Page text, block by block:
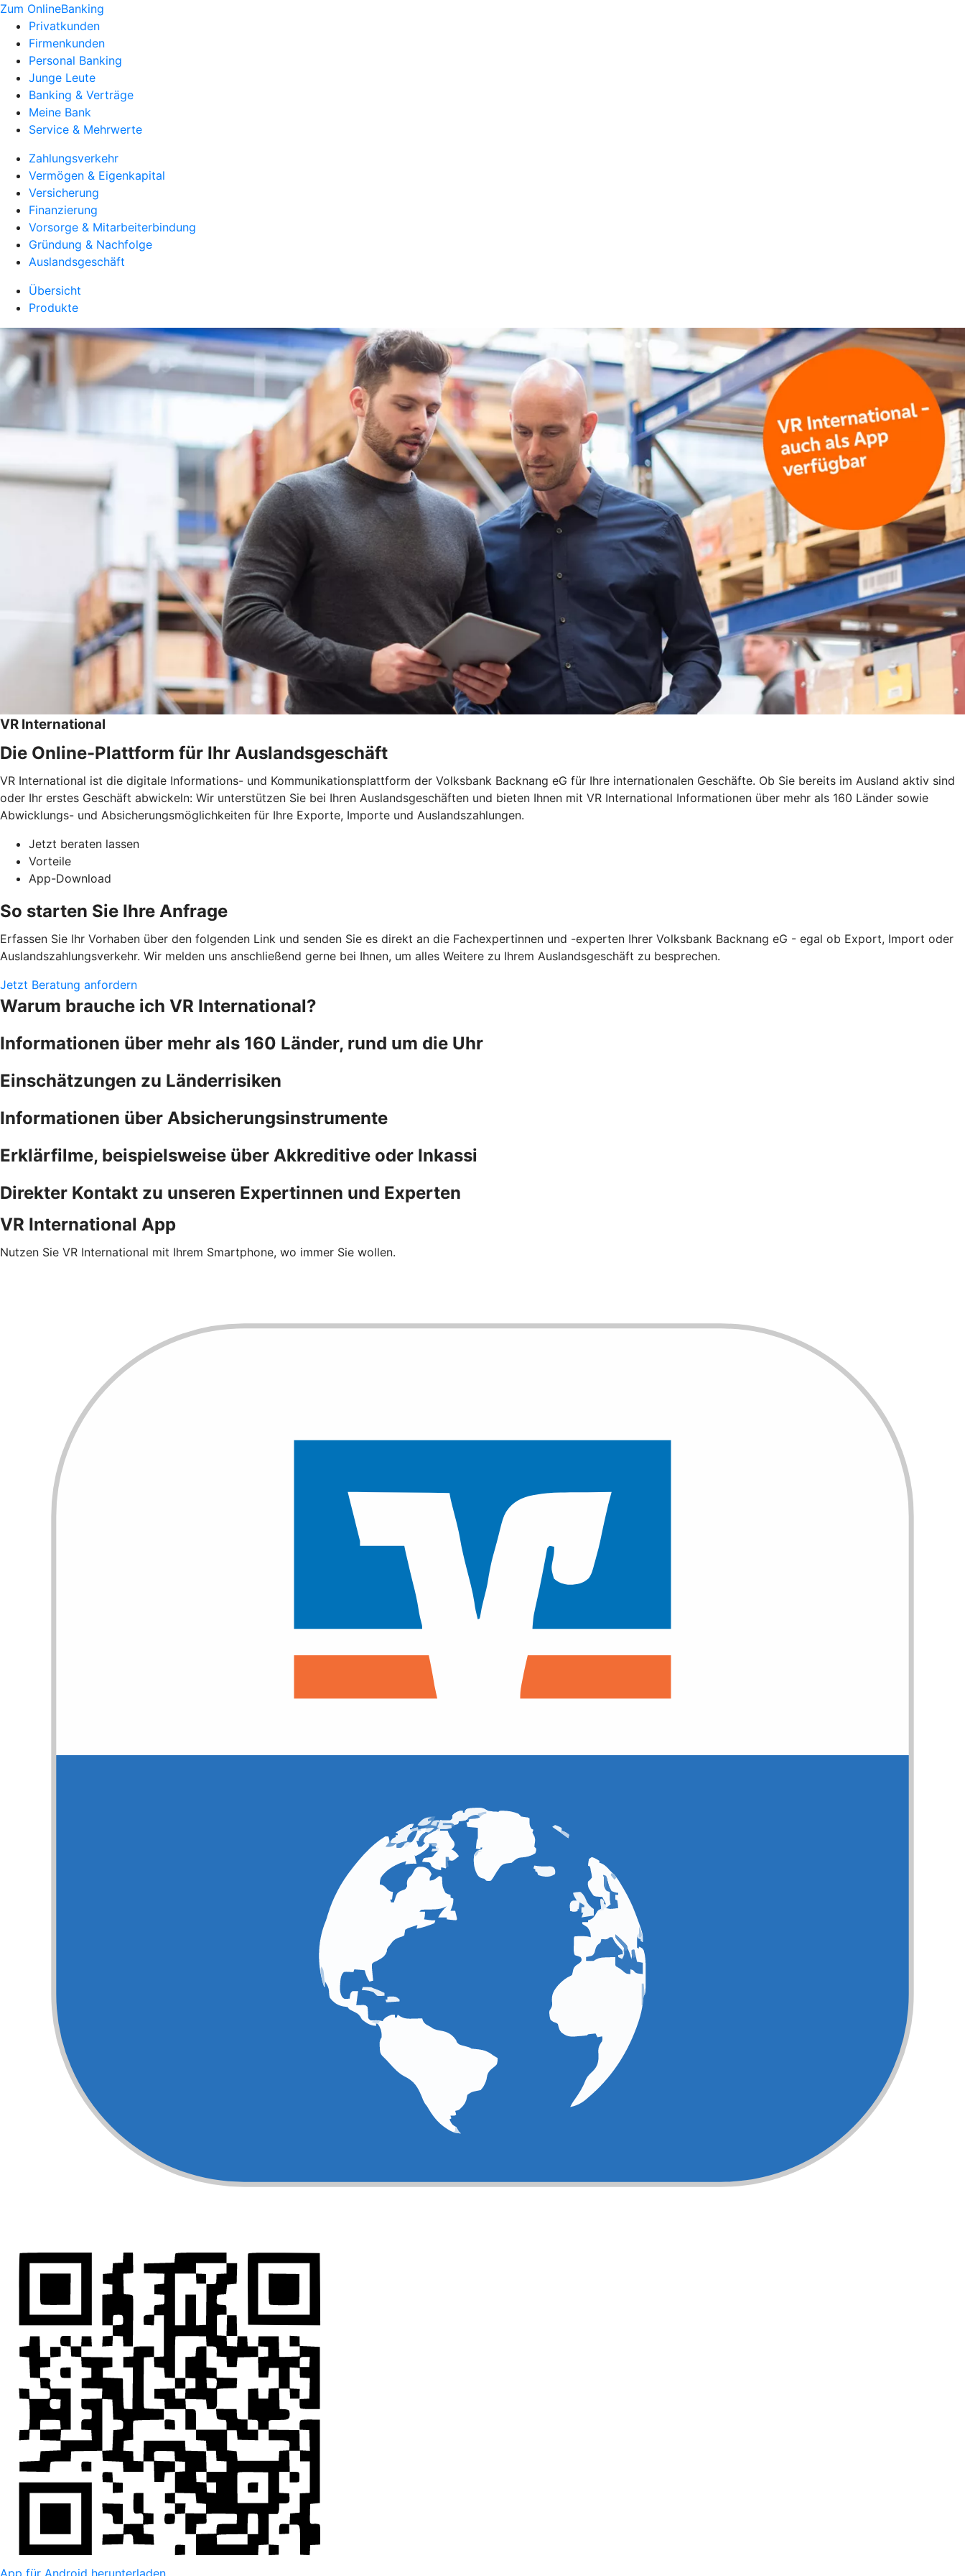
Zum OnlineBanking
Privatkunden
Firmenkunden
Personal Banking
Junge Leute
Banking & Verträge
Meine Bank
Service & Mehrwerte
Zahlungsverkehr
Vermögen & Eigenkapital
Versicherung
Finanzierung
Vorsorge & Mitarbeiterbindung
Gründung & Nachfolge
Auslandsgeschäft
Übersicht
Produkte
VR International
Die Online-Plattform für Ihr Auslandsgeschäft
VR International ist die digitale Informations- und Kommunikationsplattform der Volksbank Backnang eG für Ihre internationalen Geschäfte. Ob Sie bereits im Ausland aktiv sind
oder Ihr erstes Geschäft abwickeln: Wir unterstützen Sie bei Ihren Auslandsgeschäften und bieten Ihnen mit VR International Informationen über mehr als 160 Länder sowie
Abwicklungs- und Absicherungsmöglichkeiten für Ihre Exporte, Importe und Auslandszahlungen.
Jetzt beraten lassen
Vorteile
App-Download
So starten Sie Ihre Anfrage
Erfassen Sie Ihr Vorhaben über den folgenden Link und senden Sie es direkt an die Fachexpertinnen und -experten Ihrer Volksbank Backnang eG - egal ob Export, Import oder
Auslandszahlungsverkehr. Wir melden uns anschließend gerne bei Ihnen, um alles Weitere zu Ihrem Auslandsgeschäft zu besprechen.
Jetzt Beratung anfordern
Warum brauche ich VR International?
Informationen über mehr als 160 Länder, rund um die Uhr
Einschätzungen zu Länderrisiken
Informationen über Absicherungsinstrumente
Erklärfilme, beispielsweise über Akkreditive oder Inkassi
Direkter Kontakt zu unseren Expertinnen und Experten
VR International App
Nutzen Sie VR International mit Ihrem Smartphone, wo immer Sie wollen.